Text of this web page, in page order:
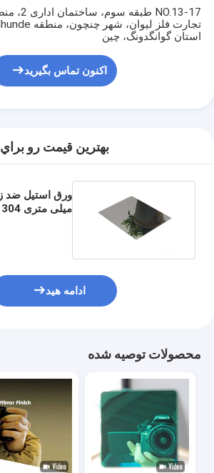
استان گوانگدونگ، چین
اکنون تماس بگیرید
بهترين قيمت رو براي
ادامه هید
محصولات توصیه شده